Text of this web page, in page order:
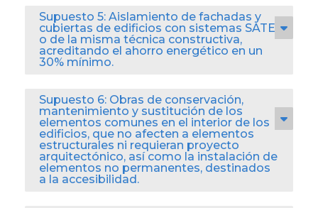
Supuesto 5: Aislamiento de fachadas y
cubiertas de edificios con sistemas SATE
o de la misma técnica constructiva,
acreditando el ahorro energético en un
30% mínimo.
Supuesto 6: Obras de conservación,
mantenimiento y sustitución de los
elementos comunes en el interior de los
edificios, que no afecten a elementos
estructurales ni requieran proyecto
arquitectónico, así como la instalación de
elementos no permanentes, destinados
a la accesibilidad.